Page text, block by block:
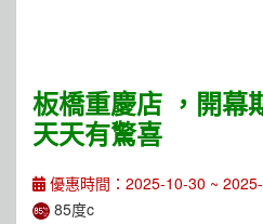
板橋重慶店 ，開幕
天天有驚喜
優惠時間：2025-10-30 ~
85度c